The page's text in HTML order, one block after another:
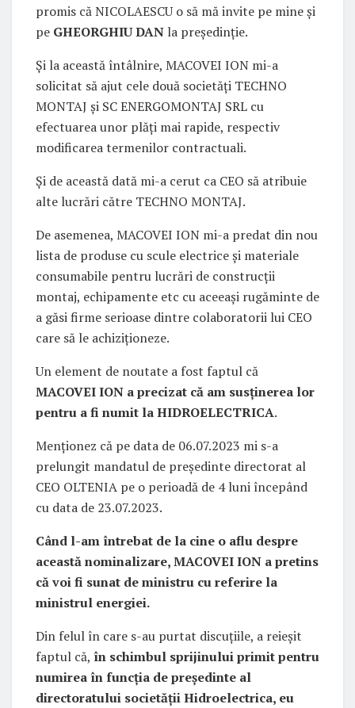
promis că NICOLAESCU o să mă invite pe mine și
pe GHEORGHIU DAN la președinție.
Și la această întâlnire, MACOVEI ION mi-a
solicitat să ajut cele două societăți TECHNO
MONTAJ și SC ENERGOMONTAJ SRL cu
efectuarea unor plăți mai rapide, respectiv
modificarea termenilor contractuali.
Și de această dată mi-a cerut ca CEO să atribuie
alte lucrări către TECHNO MONTAJ.
De asemenea, MACOVEI ION mi-a predat din nou
lista de produse cu scule electrice și materiale
consumabile pentru lucrări de construcții
montaj, echipamente etc cu aceeași rugăminte de
a găsi firme serioase dintre colaboratorii lui CEO
care să le achiziționeze.
Un element de noutate a fost faptul că
MACOVEI ION a precizat că am susținerea lor
pentru a fi numit la HIDROELECTRICA.
Menționez că pe data de 06.07.2023 mi s-a
prelungit mandatul de președinte directorat al
CEO OLTENIA pe o perioadă de 4 luni începând
cu data de 23.07.2023.
Când l-am întrebat de la cine o aflu despre
această nominalizare, MACOVEI ION a pretins
că voi fi sunat de ministru cu referire la
ministrul energiei.
Din felul în care s-au purtat discuțiile, a reieșit
faptul că, în schimbul sprijinului primit pentru
numirea în funcția de președinte al
directoratului societății Hidroelectrica, eu